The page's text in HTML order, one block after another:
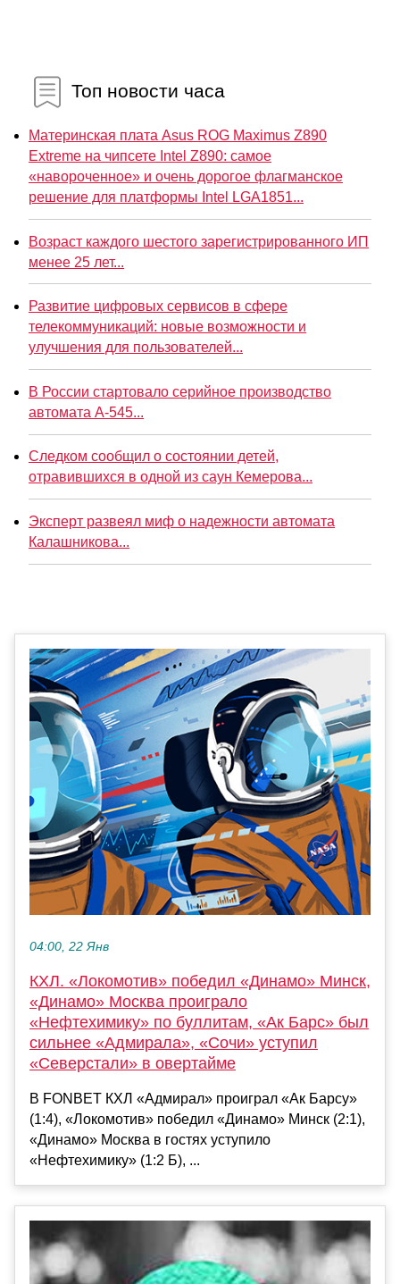
Топ новости часа
Материнская плата Asus ROG Maximus Z890
Extreme на чипсете Intel Z890: самое
«навороченное» и очень дорогое флагманское
решение для платформы Intel LGA1851...
Возраст каждого шестого зарегистрированного ИП
менее 25 лет...
Развитие цифровых сервисов в сфере
телекоммуникаций: новые возможности и
улучшения для пользователей...
В России стартовало серийное производство
автомата А-545...
Следком сообщил о состоянии детей,
отравившихся в одной из саун Кемерова...
Эксперт развеял миф о надежности автомата
Калашникова...
04:00, 22 Янв
КХЛ. «Локомотив» победил «Динамо» Минск,
«Динамо» Москва проиграло
«Нефтехимику» по буллитам, «Ак Барс» был
сильнее «Адмирала», «Сочи» уступил
«Северстали» в овертайме
В FONBET КХЛ «Адмирал» проиграл «Ак Барсу»
(1:4), «Локомотив» победил «Динамо» Минск (2:1),
«Динамо» Москва в гостях уступило
«Нефтехимику» (1:2 Б), ...